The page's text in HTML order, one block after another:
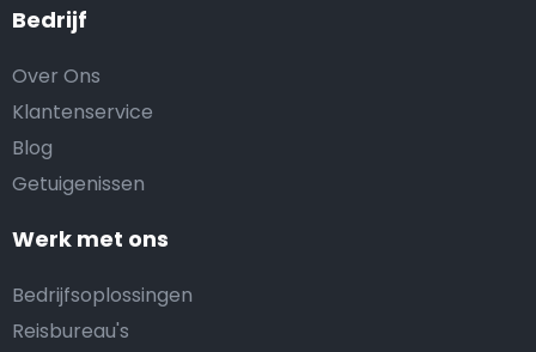
Bedrijf
Over Ons
Klantenservice
Blog
Getuigenissen
Werk met ons
Bedrijfsoplossingen
Reisbureau's